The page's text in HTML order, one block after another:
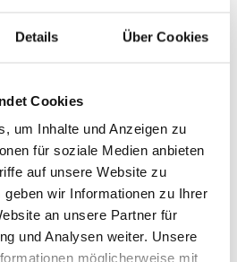
Details Über Cookies
Cookies
um Inhalte und Anzeigen zu
für soziale Medien anbieten
auf unsere Website zu
wir Informationen zu Ihrer
an unsere Partner für
und Analysen weiter. Unsere
möglicherweise mit